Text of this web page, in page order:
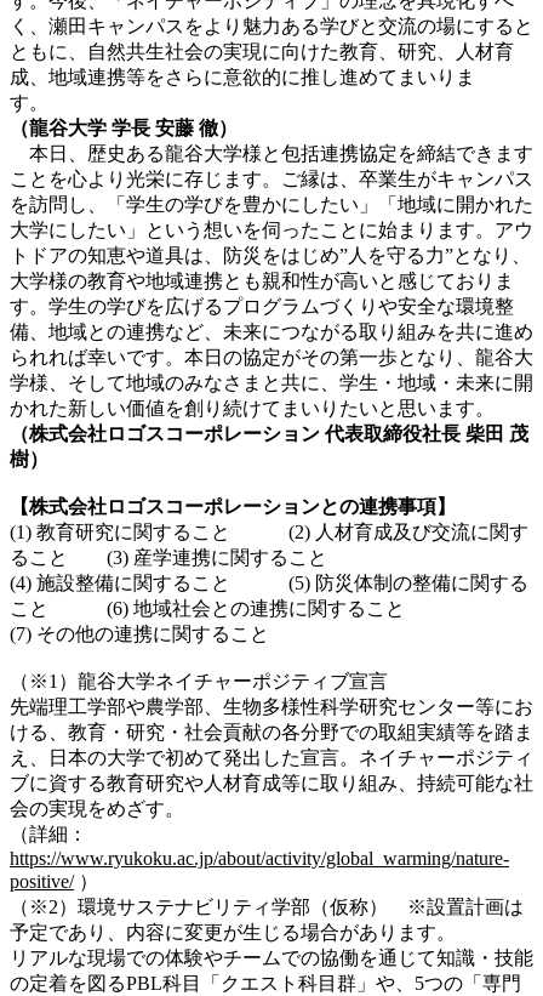
く、瀬田キャンパスをより魅力ある学びと交流の場にすると
ともに、自然共生社会の実現に向けた教育、研究、人材育
成、地域連携等をさらに意欲的に推し進めてまいりま
す。
（龍谷大学 学長 安藤 徹）
本日、歴史ある龍谷大学様と包括連携協定を締結できます
ことを心より光栄に存じます。ご縁は、卒業生がキャンパス
を訪問し、「学生の学びを豊かにしたい」「地域に開かれた
大学にしたい」という想いを伺ったことに始まります。アウ
トドアの知恵や道具は、防災をはじめ”人を守る力”となり、
大学様の教育や地域連携とも親和性が高いと感じておりま
す。学生の学びを広げるプログラムづくりや安全な環境整
備、地域との連携など、未来につながる取り組みを共に進め
られれば幸いです。本日の協定がその第一歩となり、龍谷大
学様、そして地域のみなさまと共に、学生・地域・未来に開
かれた新しい価値を創り続けてまいりたいと思います。
（株式会社ロゴスコーポレーション 代表取締役社長 柴田 茂
樹）
【株式会社ロゴスコーポレーションとの連携事項】
(1) 教育研究に関すること (2) 人材育成及び交流に関す
ること (3) 産学連携に関すること
(4) 施設整備に関すること (5) 防災体制の整備に関する
こと (6) 地域社会との連携に関すること
(7) その他の連携に関すること
（※1）龍谷大学ネイチャーポジティブ宣言
先端理工学部や農学部、生物多様性科学研究センター等にお
ける、教育・研究・社会貢献の各分野での取組実績等を踏ま
え、日本の大学で初めて発出した宣言。ネイチャーポジティ
ブに資する教育研究や人材育成等に取り組み、持続可能な社
会の実現をめざす。
（詳細：
https://www.ryukoku.ac.jp/about/activity/global_warming/nature-
positive/）
（※2）環境サステナビリティ学部（仮称） ※設置計画は
予定であり、内容に変更が生じる場合があります。
リアルな現場での体験やチームでの協働を通じて知識・技能
の定着を図るPBL科目「クエスト科目群」や、5つの「専門